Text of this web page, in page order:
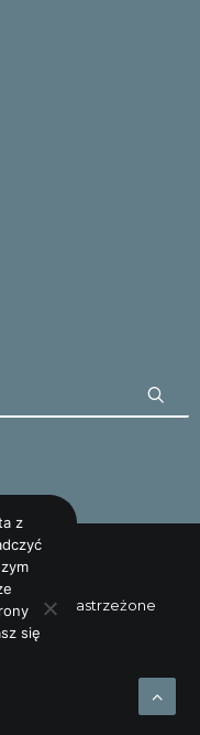
prawa zastrzeżone
z
się